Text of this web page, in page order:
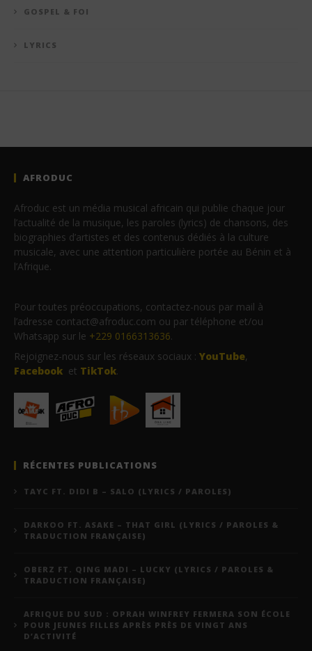
GOSPEL & FOI
LYRICS
AFRODUC
Afroduc est un média musical africain qui publie chaque jour
l’actualité de la musique, les paroles (lyrics) de chansons, des
biographies d’artistes et des contenus dédiés à la culture
musicale, avec une attention particulière portée au Bénin et à
l’Afrique.
Pour toutes préoccupations, contactez-nous par mail à
l’adresse contact@afroduc.com ou par téléphone et/ou
Whatsapp sur le +229 0166313636.
Rejoignez-nous sur les réseaux sociaux : YouTube,
Facebook et TikTok.
RÉCENTES PUBLICATIONS
TAYC FT. DIDI B – SALO (LYRICS / PAROLES)
DARKOO FT. ASAKE – THAT GIRL (LYRICS / PAROLES &
TRADUCTION FRANÇAISE)
OBERZ FT. QING MADI – LUCKY (LYRICS / PAROLES &
TRADUCTION FRANÇAISE)
AFRIQUE DU SUD : OPRAH WINFREY FERMERA SON ÉCOLE
POUR JEUNES FILLES APRÈS PRÈS DE VINGT ANS
D’ACTIVITÉ